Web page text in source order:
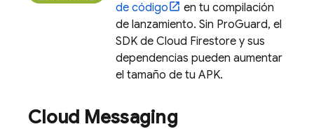
de código
en tu compilación
de lanzamiento. Sin ProGuard, el
SDK de Cloud Firestore y sus
dependencias pueden aumentar
el tamaño de tu APK.
Cloud Messaging